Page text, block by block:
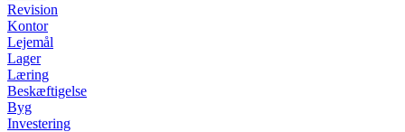
Revision
Kontor
Lejemål
Lager
Læring
Beskæftigelse
Byg
Investering